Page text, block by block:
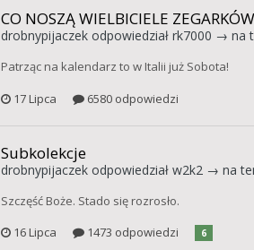
CO NOSZĄ WIELBICIELE
drobnypijaczekodpowiedział rk7000 → na
Patrząc na kalendarz to w Italii już Sobota!
17 Lipca
6580 odpowiedzi
Subkolekcje
drobnypijaczekodpowiedział w2k2 → na
Szczęść Boże. Stado się rozrosło.
16 Lipca
1473 odpowiedzi 6